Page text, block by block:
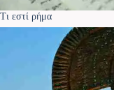
Τι εστί ρήμα